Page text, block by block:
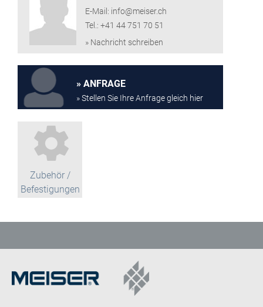
E-Mail: info@meiser.ch
Tel.: +41 44 751 70 51
» Nachricht schreiben
ANFRAGE
» Stellen Sie Ihre Anfrage gleich hier
Zubehör /
Befestigungen